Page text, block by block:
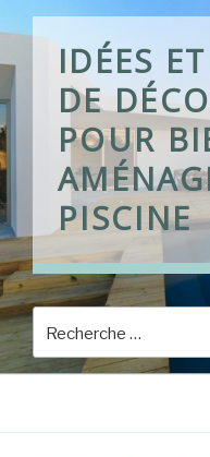
to
content
IDÉES
DE
POUR
PISCINE